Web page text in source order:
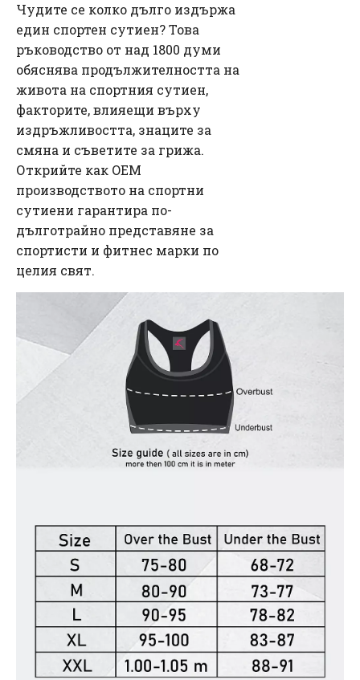
Чудите се колко дълго издържа
един спортен сутиен? Това
ръководство от над 1800 думи
обяснява продължителността на
живота на спортния сутиен,
факторите, влияещи върху
издръжливостта, знаците за
смяна и съветите за грижа.
Открийте как OEM
производството на спортни
сутиени гарантира по-
дълготрайно представяне за
спортисти и фитнес марки по
целия свят.